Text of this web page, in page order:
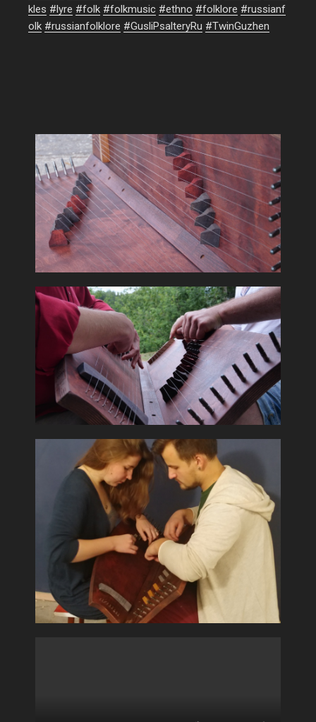
kles #lyre #folk #folkmusic #ethno #folklore #russianf
olk #russianfolklore #GusliPsalteryRu #TwinGuzhen